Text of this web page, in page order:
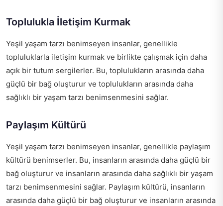
Toplulukla İletişim Kurmak
Yeşil yaşam tarzı benimseyen insanlar, genellikle
topluluklarla iletişim kurmak ve birlikte çalışmak için daha
açık bir tutum sergilerler. Bu, toplulukların arasında daha
güçlü bir bağ oluşturur ve toplulukların arasında daha
sağlıklı bir yaşam tarzı benimsenmesini sağlar.
Paylaşım Kültürü
Yeşil yaşam tarzı benimseyen insanlar, genellikle paylaşım
kültürü benimserler. Bu, insanların arasında daha güçlü bir
bağ oluşturur ve insanların arasında daha sağlıklı bir yaşam
tarzı benimsenmesini sağlar. Paylaşım kültürü, insanların
arasında daha güçlü bir bağ oluşturur ve insanların arasında